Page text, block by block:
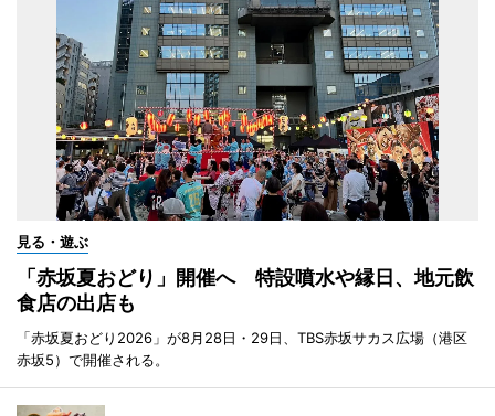
見る・遊ぶ
「赤坂夏おどり」開催へ 特設噴水や縁日、地元飲
食店の出店も
「赤坂夏おどり2026」が8月28日・29日、TBS赤坂サカス広場（港区
赤坂5）で開催される。